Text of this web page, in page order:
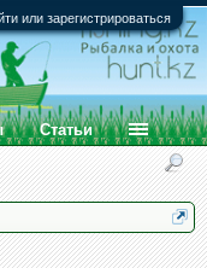
или зарегистрироваться
Статьи